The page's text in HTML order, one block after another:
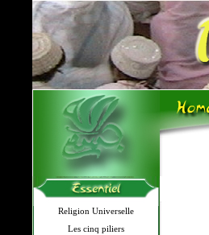
Religion Universelle
Les cinq piliers